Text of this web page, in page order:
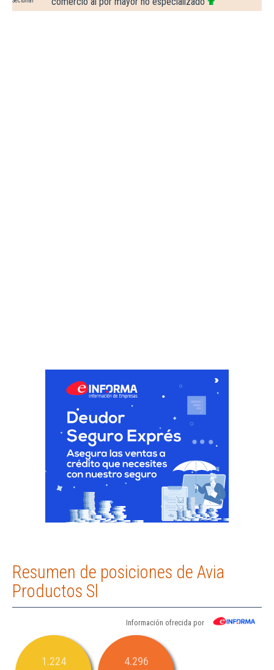
Resumen de posiciones de Avia
Productos Sl
Información ofrecida por
1.224 4.296